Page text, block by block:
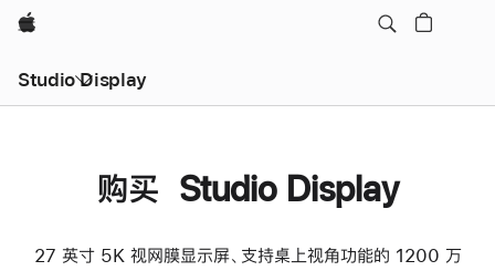
Apple
Studio Display
购买 Studio Display
27 英寸 5K 视网膜显示屏、支持桌上视角功能的 1200 万